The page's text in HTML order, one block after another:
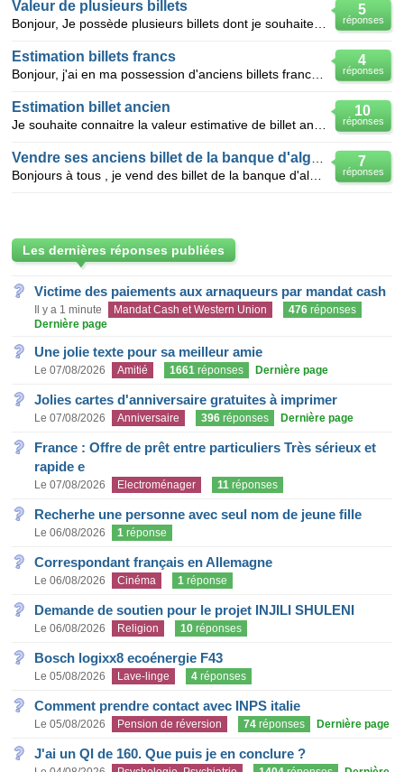
5
réponses
Valeur de plusieurs billets
4
réponses
Estimation billets francs
10
réponses
Estimation billet ancien
7
réponses
Les dernières réponses publiées
Victime des paiements aux arnaqueurs par mandat cash
Il y a 1 minute Mandat Cash et Western Union 476 réponses
Dernière page
Une jolie texte pour sa meilleur amie
Le 07/08/2026 Amitié 1661 réponses Dernière page
Jolies cartes d'anniversaire gratuites à imprimer
Le 07/08/2026 Anniversaire 396 réponses Dernière page
France : Offre de prêt entre particuliers Très sérieux et
rapide e
Le 07/08/2026 Electroménager 11 réponses
Recherhe une personne avec seul nom de jeune fille
Le 06/08/2026 1 réponse
Correspondant français en Allemagne
Le 06/08/2026 Cinéma 1 réponse
Demande de soutien pour le projet INJILI SHULENI
Le 06/08/2026 Religion 10 réponses
Bosch logixx8 ecoénergie F43
Le 05/08/2026 Lave-linge 4 réponses
Comment prendre contact avec INPS italie
Le 05/08/2026 Pension de réversion 74 réponses Dernière page
J'ai un QI de 160. Que puis je en conclure ?